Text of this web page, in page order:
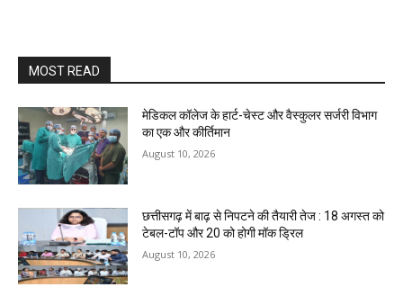
MOST READ
​मेडिकल कॉलेज के हार्ट-चेस्ट और वैस्कुलर सर्जरी विभाग
का एक और कीर्तिमान
August 10, 2026
छत्तीसगढ़ में बाढ़ से निपटने की तैयारी तेज : 18 अगस्त को
टेबल-टॉप और 20 को होगी मॉक ड्रिल
August 10, 2026